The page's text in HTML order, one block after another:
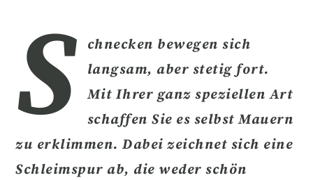
S
chnecken bewegen sich
langsam, aber stetig fort.
Mit Ihrer ganz speziellen Art
schaffen Sie es selbst Mauern
zu erklimmen. Dabei zeichnet sich eine
Schleimspur ab, die weder schön